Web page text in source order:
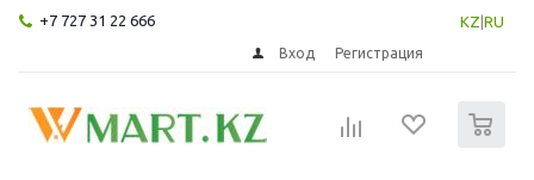
+7 727 31 22 666 KZ RU
Вход Регистрация